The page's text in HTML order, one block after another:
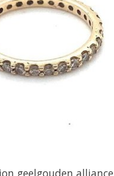
geelgouden alliance